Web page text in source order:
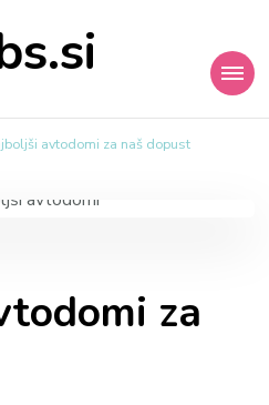
avtodomi za naš dopust
za